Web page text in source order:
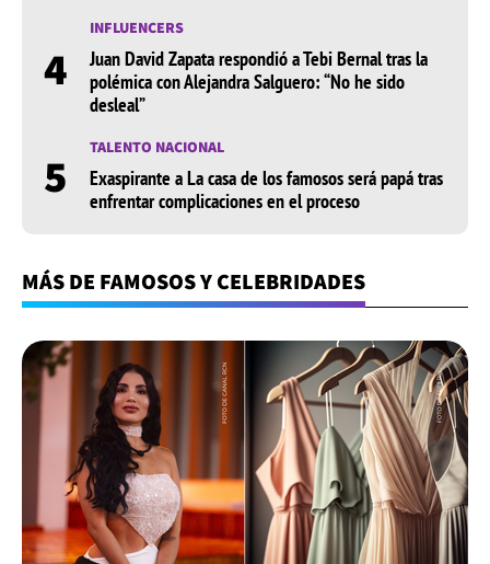
4
INFLUENCERS
Juan David Zapata respondió a Tebi Bernal tras la
polémica con Alejandra Salguero: “No he sido
desleal”
5 TALENTO NACIONAL
Exaspirante a La casa de los famosos será papá tras
enfrentar complicaciones en el proceso
MÁS DE FAMOSOS Y CELEBRIDADES